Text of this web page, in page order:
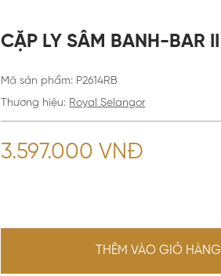
CẶP LY SÂM BANH-BAR II
Mã sản phẩm: P2614RB
Thương hiệu: Royal Selangor
3.597.000 VNĐ
THÊM VÀO GIỎ HÀNG